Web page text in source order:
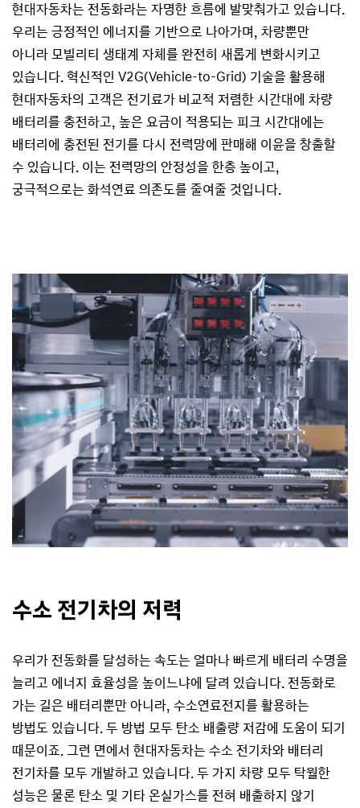
현대자동차는 전동화라는 자명한 흐름에 발맞춰가고 있습니다.
우리는 긍정적인 에너지를 기반으로 나아가며, 차량뿐만
아니라 모빌리티 생태계 자체를 완전히 새롭게 변화시키고
있습니다. 혁신적인 V2G(Vehicle-to-Grid) 기술을 활용해
현대자동차의 고객은 전기료가 비교적 저렴한 시간대에 차량
배터리를 충전하고, 높은 요금이 적용되는 피크 시간대에는
배터리에 충전된 전기를 다시 전력망에 판매해 이윤을 창출할
수 있습니다. 이는 전력망의 안정성을 한층 높이고,
궁극적으로는 화석연료 의존도를 줄여줄 것입니다.
수소 전기차의 저력
우리가 전동화를 달성하는 속도는 얼마나 빠르게 배터리 수명을
늘리고 에너지 효율성을 높이느냐에 달려 있습니다. 전동화로
가는 길은 배터리뿐만 아니라, 수소연료전지를 활용하는
방법도 있습니다. 두 방법 모두 탄소 배출량 저감에 도움이 되기
때문이죠. 그런 면에서 현대자동차는 수소 전기차와 배터리
전기차를 모두 개발하고 있습니다. 두 가지 차량 모두 탁월한
성능은 물론 탄소 및 기타 온실가스를 전혀 배출하지 않기